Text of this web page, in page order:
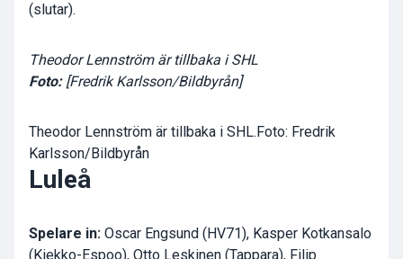
(slutar).
Theodor Lennström är tillbaka i SHL
Foto: [Fredrik Karlsson/Bildbyrån]
Theodor Lennström är tillbaka i SHL.Foto: Fredrik
Karlsson/Bildbyrån
Luleå
Spelare in: Oscar Engsund (HV71), Kasper Kotkansalo
(Kiekko-Espoo), Otto Leskinen (Tappara), Filip